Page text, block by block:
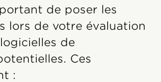
de poser les
lors de votre évaluation
de
Ces
: